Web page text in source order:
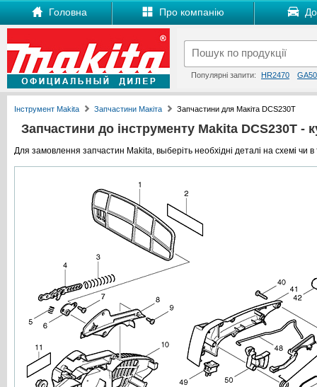
Головна Про компанію
Популярні запити: HR2470
Інструмент Makita Запчастини Макіта Запчастини для Макіта DCS230T
Запчастини до інструменту Makita DCS230T -
Для замовлення запчастин Makita, выберіть необхідні деталі на схемі чи в